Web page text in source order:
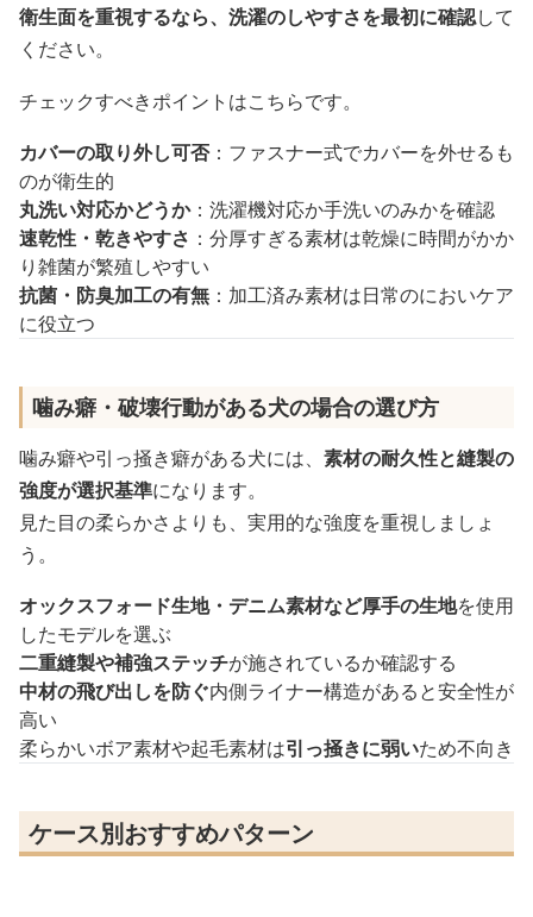
衛生面を重視するなら、洗濯のしやすさを最初に確認して
ください。
チェックすべきポイントはこちらです。
カバーの取り外し可否：ファスナー式でカバーを外せるも
のが衛生的
丸洗い対応かどうか：洗濯機対応か手洗いのみかを確認
速乾性・乾きやすさ ：分厚すぎる素材は乾燥に時間がかか
り雑菌が繁殖しやすい
抗菌・防臭加工の有無 ：加工済み素材は日常のにおいケア
に役立つ
噛み癖・破壊行動がある犬の場合の選び方
噛み癖や引っ掻き癖がある犬には、 素材の耐久性と縫製の
強度が選択基準になります。
見た目の柔らかさよりも、実用的な強度を重視しましょ
う。
オックスフォード生地・デニム素材など厚手の生地を使用
したモデルを選ぶ
二重縫製や補強ステッチが施されているか確認する
中材の飛び出しを防ぐ内側ライナー構造があると安全性が
高い
柔らかいボア素材や起毛素材は引っ掻きに弱いため不向き
ケース別おすすめパターン